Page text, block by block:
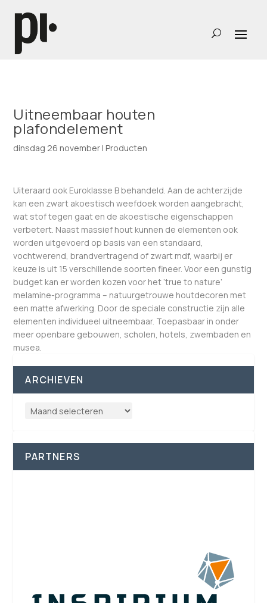
Uitneembaar houten
plafondelement
dinsdag 26 november | Producten
Uiteraard ook Euroklasse B behandeld. Aan de achterzijde
kan een zwart akoestisch weefdoek worden aangebracht,
wat stof tegen gaat en de akoestische eigenschappen
verbetert. Naast massief hout kunnen de elementen ook
worden uitgevoerd op basis van een standaard,
vochtwerend, brandvertragend of zwart mdf, waarbij er
keuze is uit 15 verschillende soorten fineer. Voor een gunstig
budget kan er worden kozen voor het ‘true to nature’
melamine-programma – natuurgetrouwe houtdecoren met
een matte afwerking. Door de speciale constructie zijn alle
elementen individueel uitneembaar. Toepasbaar in onder
meer openbare gebouwen, scholen, hotels, zwembaden en
musea.
ARCHIEVEN
PARTNERS